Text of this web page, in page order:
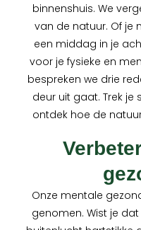
binnenshuis. We
van de natuur. Of je
een middag in je
voor je fysieke en
bespreken we drie
deur uit gaat. Trek
ontdek hoe de
Onze mentale
genomen. Wist je